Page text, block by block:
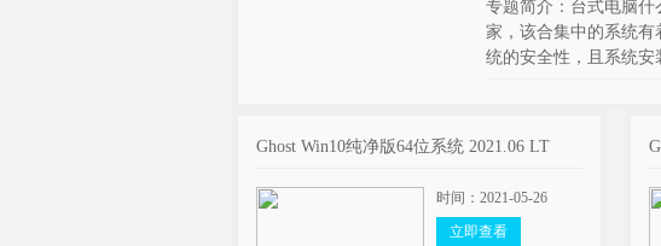
专题简介：台式电脑
家，该合集中的系统
统的安全性，且系统
Ghost Win10纯净版64位系统 2021.06 LT
时间：2021-05-26
立即查看